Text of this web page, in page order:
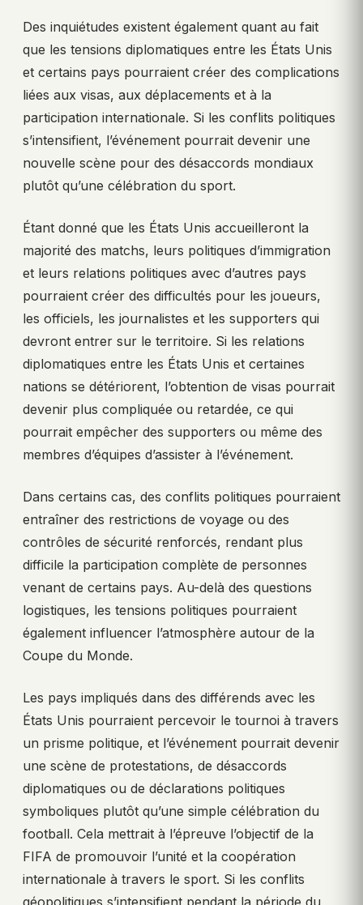
Des inquiétudes existent également quant au fait
que les tensions diplomatiques entre les États Unis
et certains pays pourraient créer des complications
liées aux visas, aux déplacements et à la
participation internationale. Si les conflits politiques
s’intensifient, l’événement pourrait devenir une
nouvelle scène pour des désaccords mondiaux
plutôt qu’une célébration du sport.
Étant donné que les États Unis accueilleront la
majorité des matchs, leurs politiques d’immigration
et leurs relations politiques avec d’autres pays
pourraient créer des difficultés pour les joueurs,
les officiels, les journalistes et les supporters qui
devront entrer sur le territoire. Si les relations
diplomatiques entre les États Unis et certaines
nations se détériorent, l’obtention de visas pourrait
devenir plus compliquée ou retardée, ce qui
pourrait empêcher des supporters ou même des
membres d’équipes d’assister à l’événement.
Dans certains cas, des conflits politiques pourraient
entraîner des restrictions de voyage ou des
contrôles de sécurité renforcés, rendant plus
difficile la participation complète de personnes
venant de certains pays. Au-delà des questions
logistiques, les tensions politiques pourraient
également influencer l’atmosphère autour de la
Coupe du Monde.
Les pays impliqués dans des différends avec les
États Unis pourraient percevoir le tournoi à travers
un prisme politique, et l’événement pourrait devenir
une scène de protestations, de désaccords
diplomatiques ou de déclarations politiques
symboliques plutôt qu’une simple célébration du
football. Cela mettrait à l’épreuve l’objectif de la
FIFA de promouvoir l’unité et la coopération
internationale à travers le sport. Si les conflits